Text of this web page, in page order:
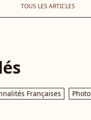
TOUS LES ARTICLES
Françaises Photo